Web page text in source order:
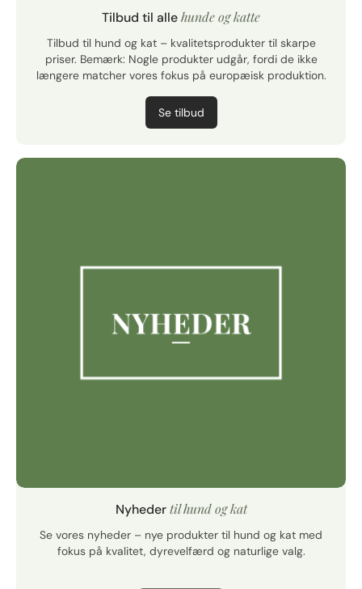
Tilbud til allehunde og katte
Tilbud til hund og kat – kvalitetsprodukter til skarpe
priser. Bemærk: Nogle produkter udgår, fordi de ikke
længere matcher vores fokus på europæisk produktion.
Se tilbud
Nyhedertil hund og kat
Se vores nyheder – nye produkter til hund og kat med
fokus på kvalitet, dyrevelfærd og naturlige valg.